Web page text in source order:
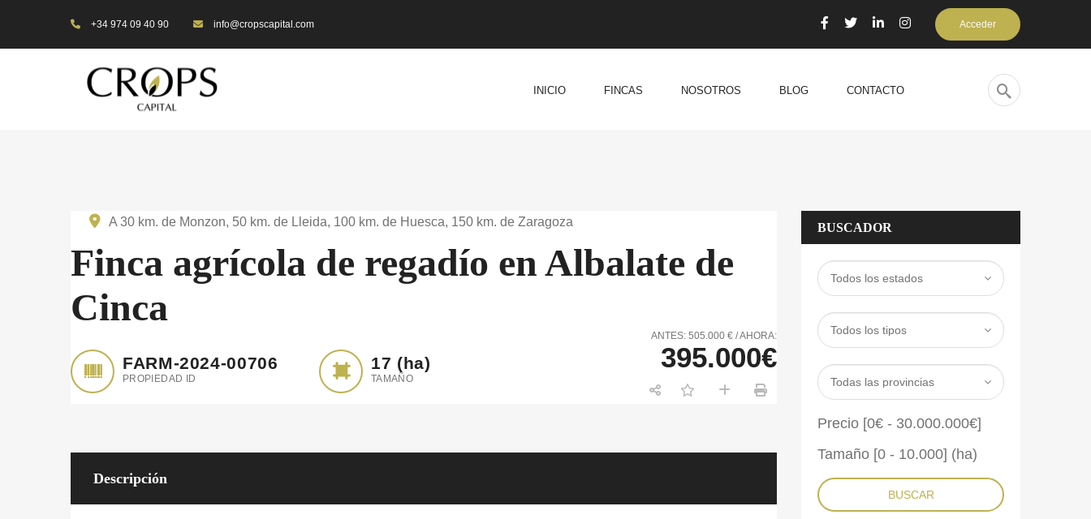
+34 974 09 40 90 info@cropscapital.com Acceder
INICIO FINCAS NOSOTROS BLOG CONTACTO
A 30 km. de Monzon, 50 km. de Lleida, 100 km. de Huesca, 150 km. de Zaragoza
Finca agrícola de regadío en Albalate de
Cinca
FARM-2024-00706
PROPIEDAD ID
17 (ha)
TAMAÑO
ANTES: 505.000 € / AHORA:
395.000€
Descripción
BUSCADOR
Precio [0€ - 30.000.000€]
Tamaño [0 - 10.000] (ha)
BUSCAR